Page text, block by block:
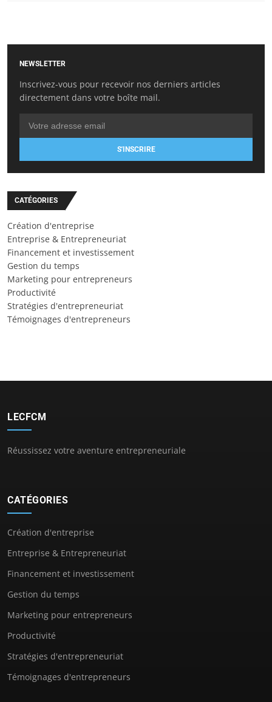
NEWSLETTER
Inscrivez-vous pour recevoir nos derniers articles
directement dans votre boîte mail.
S'INSCRIRE
CATÉGORIES
Création d'entreprise
Entreprise & Entrepreneuriat
Financement et investissement
Gestion du temps
Marketing pour entrepreneurs
Productivité
Stratégies d'entrepreneuriat
Témoignages d'entrepreneurs
LECFCM
Réussissez votre aventure entrepreneuriale
CATÉGORIES
Création d'entreprise
Entreprise & Entrepreneuriat
Financement et investissement
Gestion du temps
Marketing pour entrepreneurs
Productivité
Stratégies d'entrepreneuriat
Témoignages d'entrepreneurs